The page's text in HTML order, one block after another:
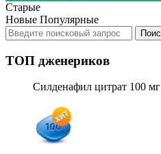
Старые
Новые Популярные
ТОП дженериков
Силденафил цитрат 100 мг